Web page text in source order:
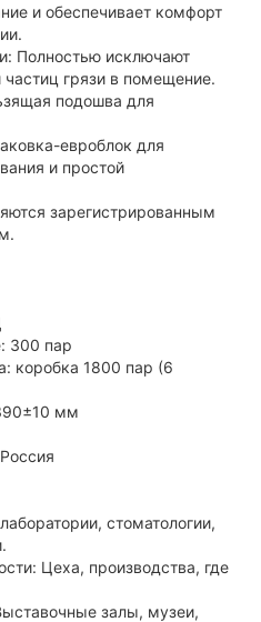
и обеспечивает комфорт
Полностью исключают
частиц грязи в помещение.
подошва для
евроблок для
и простой
зарегистрированным
300 пар
коробка 1800 пар (6
мм
стоматологии,
Цеха, производства, где
залы, музеи,